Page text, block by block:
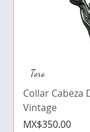
Toro
Collar Cabeza
Vintage
Price
MX$350.00